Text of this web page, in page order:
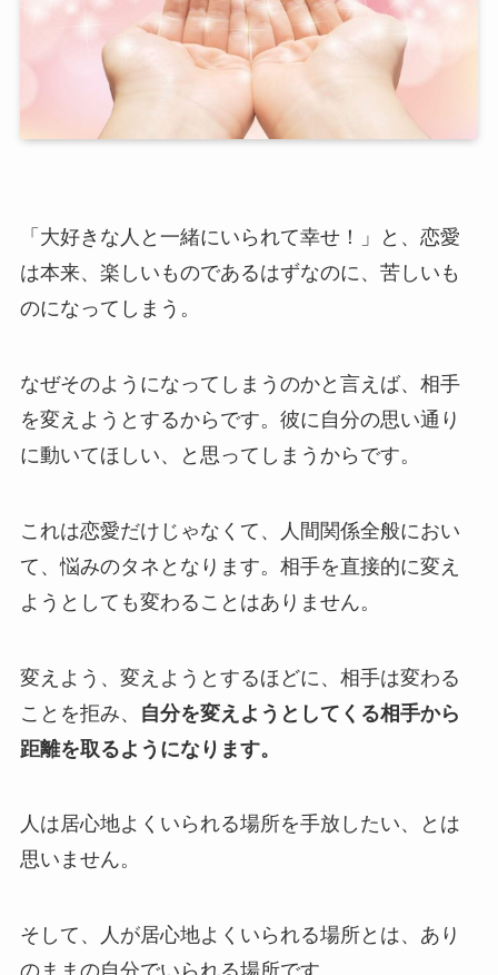
「大好きな人と一緒にいられて幸せ！」と、恋愛
は本来、楽しいものであるはずなのに、苦しいも
のになってしまう。
なぜそのようになってしまうのかと言えば、相手
を変えようとするからです。彼に自分の思い通り
に動いてほしい、と思ってしまうからです。
これは恋愛だけじゃなくて、人間関係全般におい
て、悩みのタネとなります。相手を直接的に変え
ようとしても変わることはありません。
変えよう、変えようとするほどに、相手は変わる
ことを拒み、
自分を変えようとしてくる相手から
距離を取るようになります。
人は居心地よくいられる場所を手放したい、とは
思いません。
そして、人が居心地よくいられる場所とは、あり